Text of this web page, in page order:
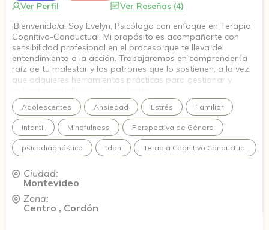
Ver Perfil
Ver Reseñas (4)
¡Bienvenido/a! Soy Evelyn, Psicóloga con enfoque en Terapia
Cognitivo-Conductual. Mi propósito es acompañarte con
sensibilidad profesional en el proceso que te lleva del
entendimiento a la acción. Trabajaremos en comprender la
raíz de tu malestar y los patrones que lo sostienen, a la vez
que adquieres herramientas prácticas para gestionar y
Adolescentes Ansiedad Estrés Familiar
Infantil Mindfulness Perspectiva de Género
psicodiagnóstico tdah Terapia Cognitivo Conductual
Ciudad:
Montevideo
Zona:
Centro , Cordón